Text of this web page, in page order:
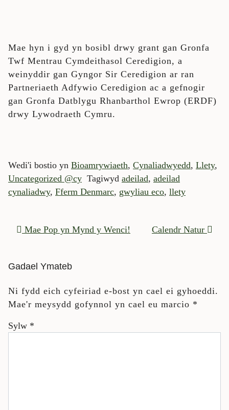
Mae hyn i gyd yn bosibl drwy grant gan Gronfa
Twf Mentrau Cymdeithasol Ceredigion, a
weinyddir gan Gyngor Sir Ceredigion ar ran
Partneriaeth Adfywio Ceredigion ac a gefnogir
gan Gronfa Datblygu Rhanbarthol Ewrop (ERDF)
drwy Lywodraeth Cymru.
Wedi'i bostio yn Bioamrywiaeth, Cynaliadwyedd, Llety,
Uncategorized @cy Tagiwyd adeilad, adeilad
cynaliadwy, Fferm Denmarc, gwyliau eco, llety
MORDWYO POSTIADAU
Mae Pop yn Mynd y Wenci! Calendr Natur
Gadael Ymateb
Ni fydd eich cyfeiriad e-bost yn cael ei gyhoeddi.
Mae'r meysydd gofynnol yn cael eu marcio *
Sylw *